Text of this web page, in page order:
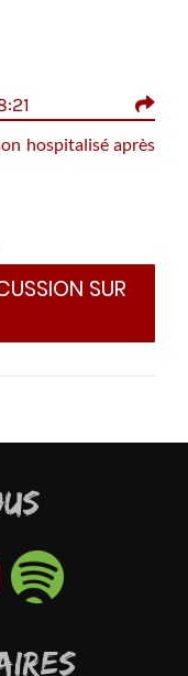
hospitalisé après
SUR